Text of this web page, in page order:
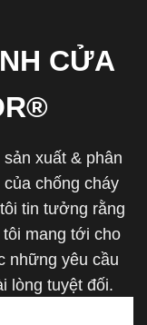
CỬA
xuất & phân
chống cháy
tin tưởng rằng
mang tới cho
những yêu cầu
lòng tuyệt đối.